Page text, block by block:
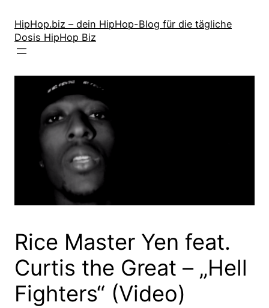
Inhalt
springen
HipHop.biz – dein HipHop-Blog für die tägliche
Dosis HipHop Biz
Rice Master Yen feat.
Curtis the Great – „Hell
Fighters“ (Video)